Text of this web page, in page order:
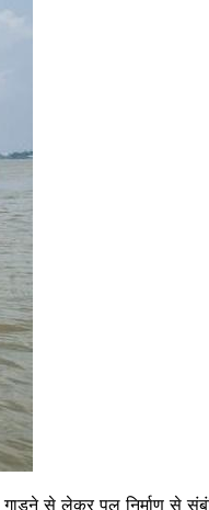
गाड़ने से लेकर पुल निर्माण